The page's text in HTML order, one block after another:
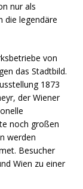
nur als
die legendäre
von
das Stadtbild.
1873
der Wiener
noch großen
werden
Besucher
Wien zu einer